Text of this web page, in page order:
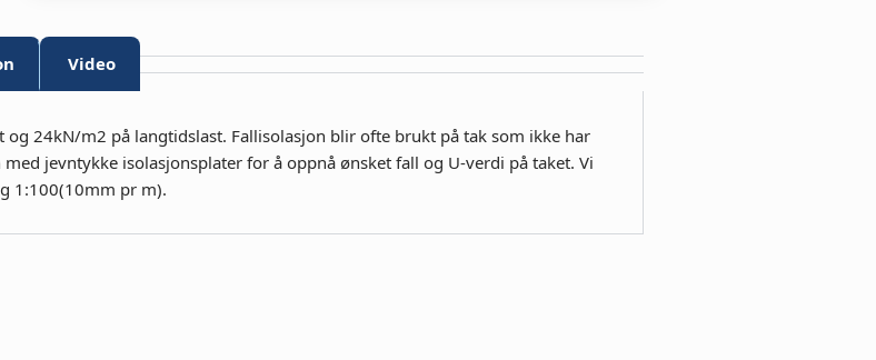
Video
24kN/m2 på langtidslast. Fallisolasjon blir ofte brukt på tak som ikke har
jevntykke isolasjonsplater for å oppnå ønsket fall og U-verdi på taket. Vi
1:100(10mm pr m).